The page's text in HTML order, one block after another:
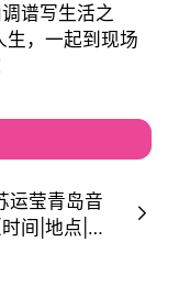
谱写生活之
生，一起到现场
运莹青岛音
间|地点|票